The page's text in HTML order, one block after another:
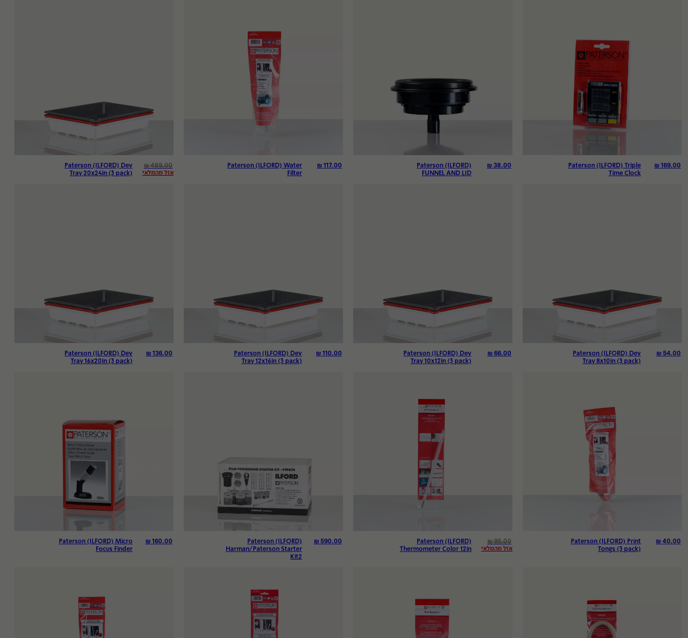
Paterson (ILFORD) Triple
Time Clock
₪ 169.00
Paterson (ILFORD)
FUNNEL AND LID
₪ 38.00
Paterson (ILFORD) Water
Filter
₪ 117.00
Paterson (ILFORD) Dev
Tray 20x24in (3 pack)
₪489.00
אזל מהמלאי
Paterson (ILFORD) Dev
Tray 8x10in (3 pack)
₪ 54.00
Paterson (ILFORD) Dev
Tray 10x12in (3 pack)
₪ 66.00
Paterson (ILFORD) Dev
Tray 12x16in (3 pack)
₪ 110.00
Paterson (ILFORD) Dev
Tray 16x20in (3 pack)
₪ 136.00
Paterson (ILFORD) Print
Tongs (3 pack)
₪ 40.00
Paterson (ILFORD)
Thermometer Color 12in
₪95.00
אזל מהמלאי
Paterson (ILFORD)
Harman/Paterson Starter
Kit2
₪ 590.00
Paterson (ILFORD) Micro
Focus Finder
₪ 160.00